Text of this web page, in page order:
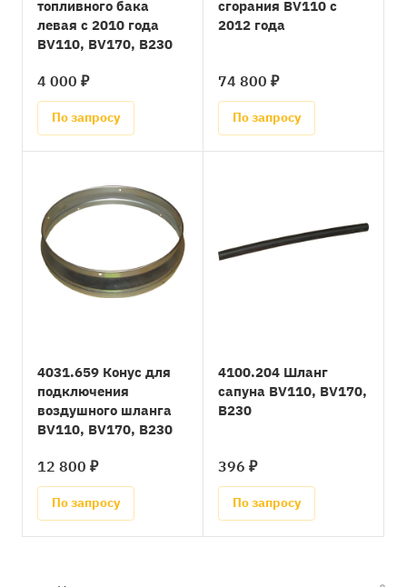
топливного бака
левая с 2010 года
BV110, BV170, B230
4 000 ₽
По запросу
сгорания BV110 с
2012 года
74 800 ₽
По запросу
4031.659 Конус для
подключения
воздушного шланга
BV110, BV170, B230
12 800 ₽
По запросу
4100.204 Шланг
сапуна BV110, BV170,
B230
396 ₽
По запросу